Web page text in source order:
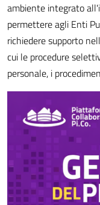
ambiente integrato
permettere agli Enti
richiedere supporto
cui le procedure
personale, i